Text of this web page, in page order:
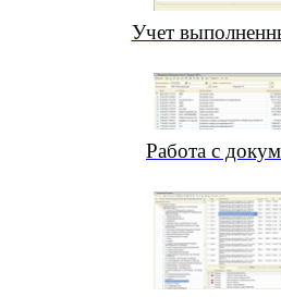
Учет
Работа с